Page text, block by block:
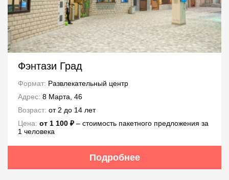
Фэнтази Град
Формат: Развлекательный центр
Адрес: 8 Марта, 46
Возраст: от 2 до 14 лет
Цена: от 1 100 ₽‒ стоимость пакетного предложения за
1 человека
Подробнее